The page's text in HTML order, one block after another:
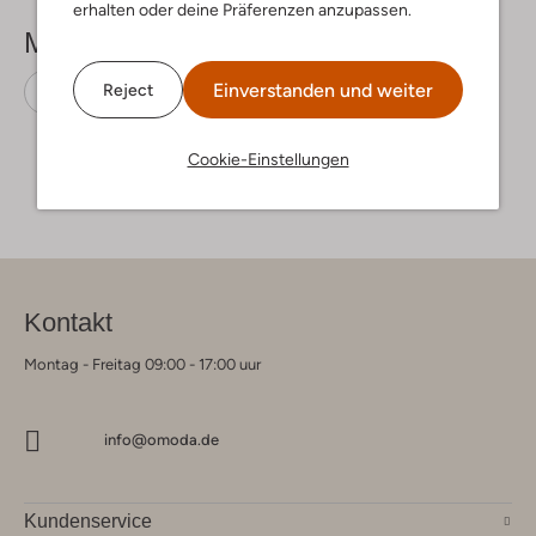
erhalten oder deine Präferenzen anzupassen.
Reject Einverstanden und weiter
Cookie-Einstellungen
Mehr sehen
Pantoletten Blasz Wildleder
Kontakt
Montag - Freitag 09:00 - 17:00 uur
info@omoda.de
Kundenservice